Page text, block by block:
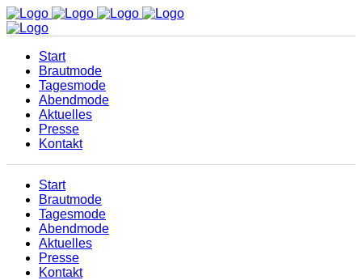
Start
Brautmode
Tagesmode
Abendmode
Aktuelles
Presse
Kontakt
Start
Brautmode
Tagesmode
Abendmode
Aktuelles
Presse
Kontakt